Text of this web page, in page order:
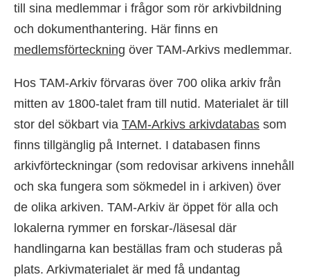
till sina medlemmar i frågor som rör arkivbildning
och dokumenthantering. Här finns en
medlemsförteckning över TAM-Arkivs medlemmar.
Hos TAM-Arkiv förvaras över 700 olika arkiv från
mitten av 1800-talet fram till nutid. Materialet är till
stor del sökbart via TAM-Arkivs arkivdatabas som
finns tillgänglig på Internet. I databasen finns
arkivförteckningar (som redovisar arkivens innehåll
och ska fungera som sökmedel in i arkiven) över
de olika arkiven. TAM-Arkiv är öppet för alla och
lokalerna rymmer en forskar-/läsesal där
handlingarna kan beställas fram och studeras på
plats. Arkivmaterialet är med få undantag